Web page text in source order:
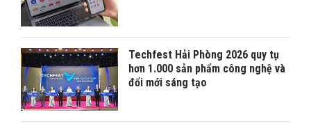
Techfest Hải Phòng 2026 quy tụ
hơn 1.000 sản phẩm công nghệ và
đổi mới sáng tạo